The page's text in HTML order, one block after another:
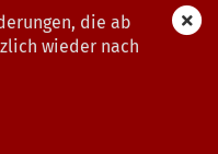
die ab
wieder nach